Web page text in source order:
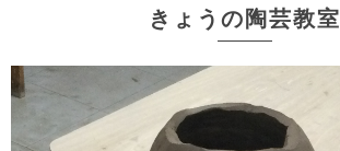
きょうの陶芸教室